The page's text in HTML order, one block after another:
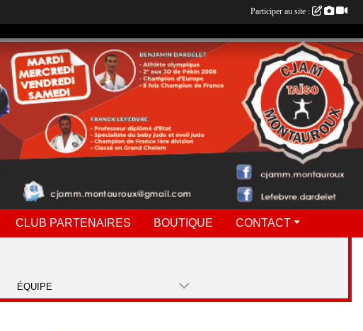
CLUB PARTENAIRES BOUTIQUE CONTACT
ÉQUIPE
Participer au site :